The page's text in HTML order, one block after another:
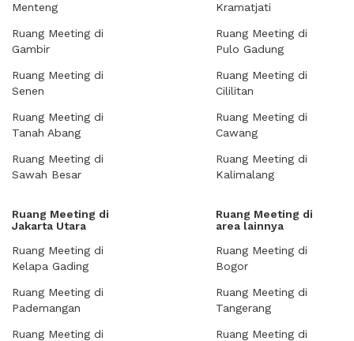
Menteng
Ruang Meeting di
Gambir
Ruang Meeting di
Senen
Ruang Meeting di
Tanah Abang
Ruang Meeting di
Sawah Besar
Kramatjati
Ruang Meeting di
Pulo Gadung
Ruang Meeting di
Cililitan
Ruang Meeting di
Cawang
Ruang Meeting di
Kalimalang
Ruang Meeting di
Jakarta Utara
Ruang Meeting di
Kelapa Gading
Ruang Meeting di
Pademangan
Ruang Meeting di
Ruang Meeting di
area lainnya
Ruang Meeting di
Bogor
Ruang Meeting di
Tangerang
Ruang Meeting di